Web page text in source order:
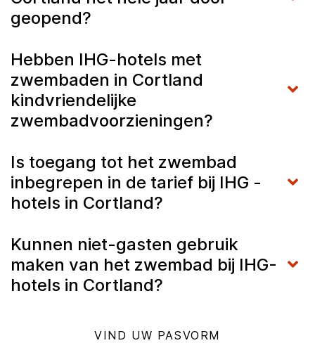
geopend?
Hebben IHG-hotels met
zwembaden in Cortland
kindvriendelijke
zwembadvoorzieningen?
Is toegang tot het zwembad
inbegrepen in de tarief bij IHG -
hotels in Cortland?
Kunnen niet-gasten gebruik
maken van het zwembad bij IHG-
hotels in Cortland?
VIND UW PASVORM